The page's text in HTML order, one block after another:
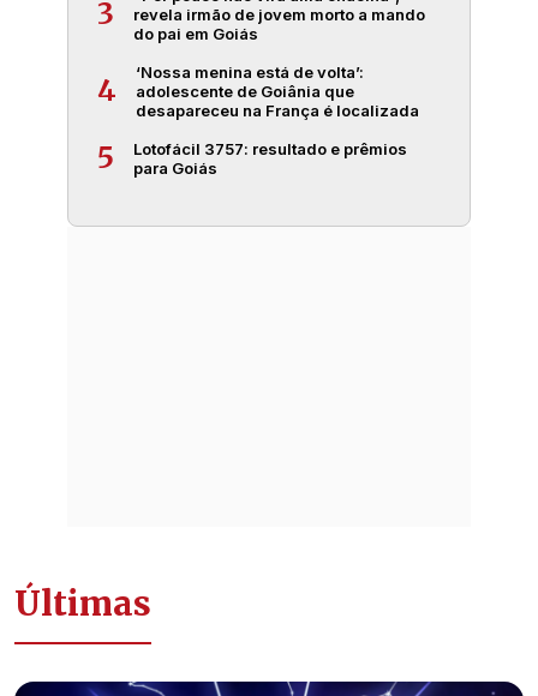
3
revela irmão de jovem morto a mando
do pai em Goiás
4
‘Nossa menina está de volta’:
adolescente de Goiânia que
desapareceu na França é localizada
5
Lotofácil 3757: resultado e prêmios
para Goiás
Últimas